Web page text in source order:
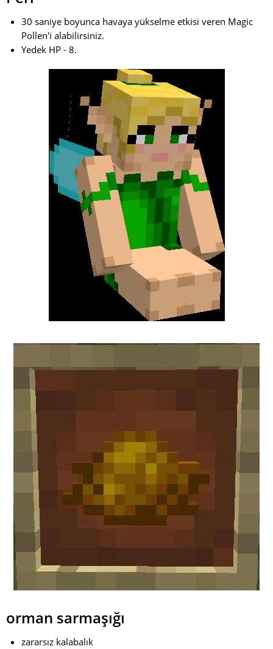
30 saniye boyunca havaya yükselme etkisi veren Magic
Pollen'i alabilirsiniz.
Yedek HP - 8.
orman sarmaşığı
zararsız kalabalık